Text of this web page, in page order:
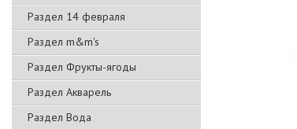
Раздел 14 февраля
Раздел m&m's
Раздел Фрукты-ягоды
Раздел Акварель
Раздел Вода